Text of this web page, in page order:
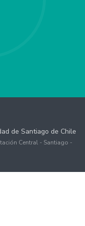
de Santiago de Chile
Central - Santiago -